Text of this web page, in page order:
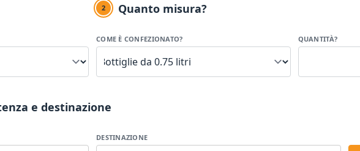
2 Quanto misura?
COME È CONFEZIONATO? QUANTITÀ?
e destinazione
DESTINAZIONE